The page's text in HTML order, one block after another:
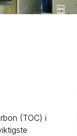
(TOC) i